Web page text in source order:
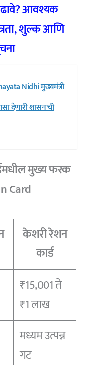
आवश्यक
शुल्क आणि
Nidhi मुख्यमंत्री
देणारी शासनाची
मुख्य फरक
Card
केशरी रेशन
कार्ड
₹15,001 ते
₹1 लाख
मध्यम उत्पन्न
गट